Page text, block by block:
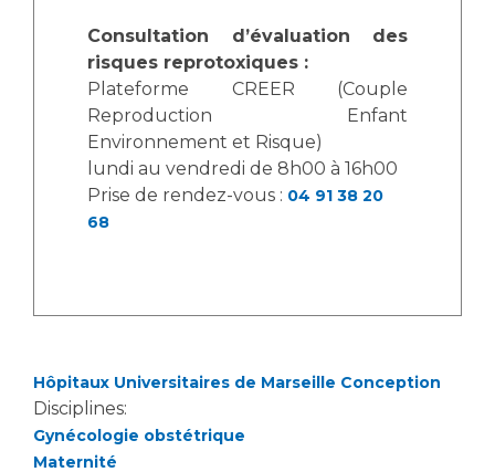
Consultation d’évaluation des
risques reprotoxiques :
Plateforme CREER (Couple
Reproduction Enfant
Environnement et Risque)
lundi au vendredi de 8h00 à 16h00
Prise de rendez-vous : 04 91 38 20
68
Hôpitaux Universitaires de Marseille Conception
Disciplines:
Gynécologie obstétrique
Maternité